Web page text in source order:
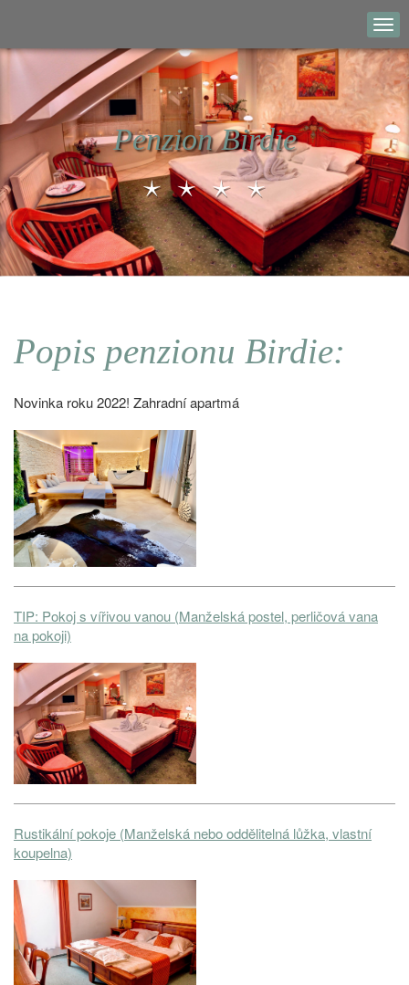
Penzion Birdie
Popis penzionu Birdie:
Novinka roku 2022! Zahradní apartmá
TIP: Pokoj s vířivou vanou (Manželská postel, perličová vana
na pokoji)
Rustikální pokoje (Manželská nebo oddělitelná lůžka, vlastní
koupelna)